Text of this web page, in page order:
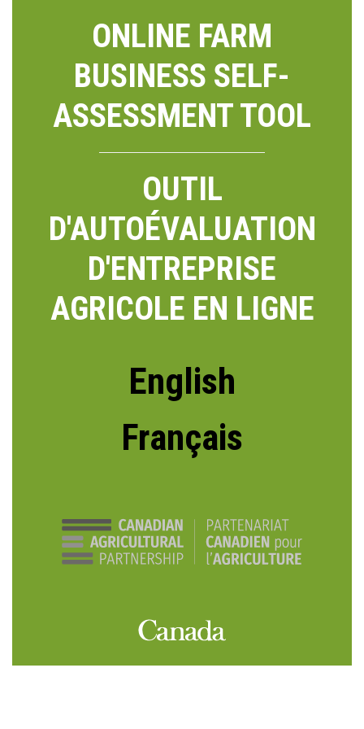
ONLINE FARM
BUSINESS SELF-
ASSESSMENT TOOL
OUTIL
D'AUTOÉVALUATION
D'ENTREPRISE
AGRICOLE EN LIGNE
English
Français